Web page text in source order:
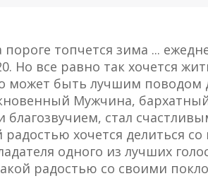
топчется зима ...
Но все равно так хочется
может быть лучшим
Мужчина,
благозвучием, стал
хочется делиться
одного из лучших
радостью со своими